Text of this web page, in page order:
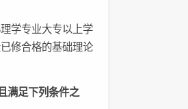
学专业大专以上学
修合格的基础理论
满足下列条件之